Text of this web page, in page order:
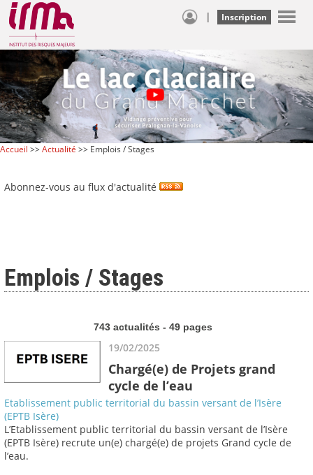
| Inscription
Accueil >>Actualité >> Emplois / Stages
Abonnez-vous au flux d'actualité
Emplois / Stages
743 actualités - 49 pages
19/02/2025
Chargé(e) de Projets grand
cycle de l’eau
Etablissement public territorial du bassin versant de l’Isère
(EPTB Isère)
L’Etablissement public territorial du bassin versant de l’Isère
(EPTB Isère) recrute un(e) chargé(e) de projets Grand cycle de
l’eau.